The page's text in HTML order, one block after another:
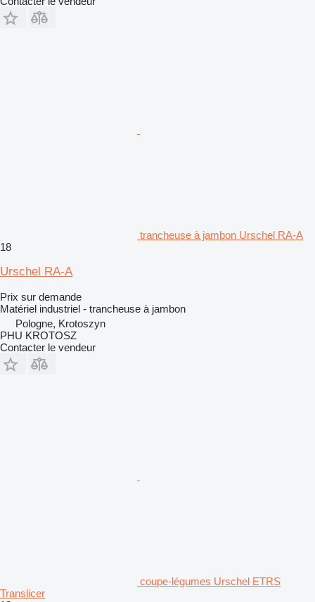
trancheuse à jambon Urschel RA-A
18
Urschel RA-A
Prix sur demande
Matériel industriel - trancheuse à jambon
Pologne, Krotoszyn
PHU KROTOSZ
Contacter le vendeur
coupe-légumes Urschel ETRS
Translicer